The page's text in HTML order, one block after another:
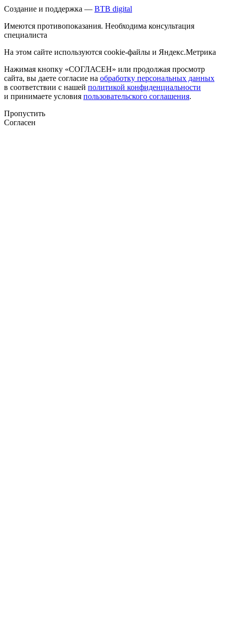
Создание и поддержка — BTB digital
Имеются противопоказания. Необходима консультация
специалиста
На этом сайте используются cookie-файлы и Яндекс.Метрика
Нажимая кнопку «СОГЛАСЕН» или продолжая просмотр
сайта, вы даете согласие на обработку персональных данных
в соответствии с нашей политикой конфиденциальности
и принимаете условия пользовательского соглашения.
Пропустить
Согласен